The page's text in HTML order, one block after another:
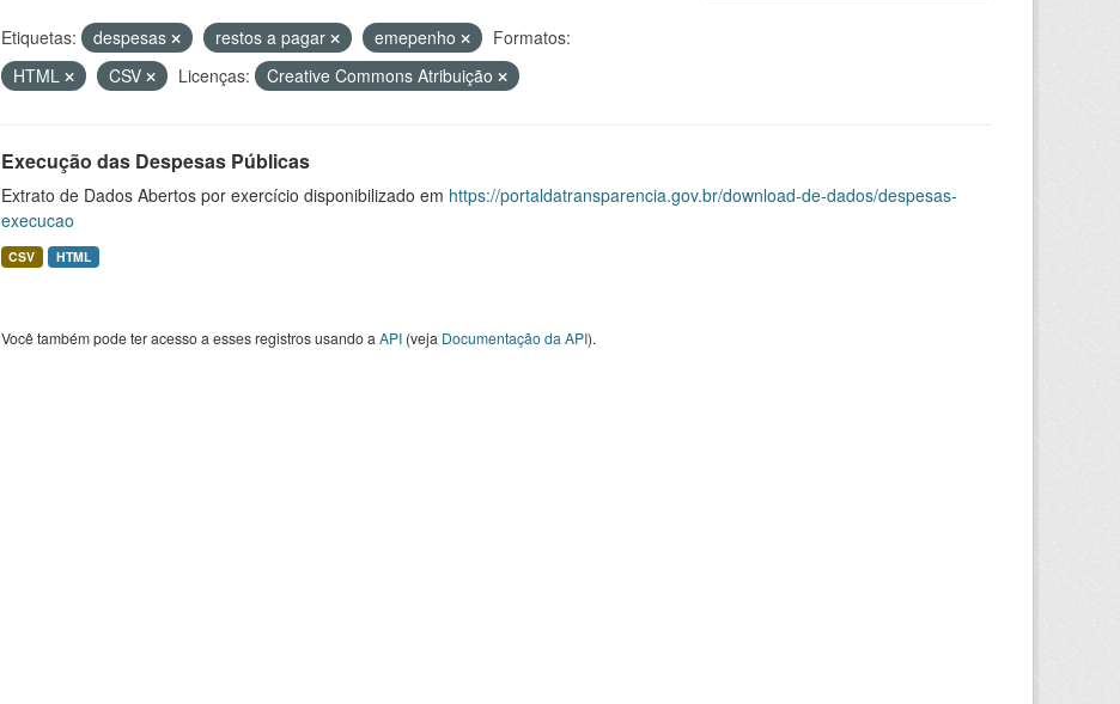
Etiquetas: despesas restos a pagar emepenho
Formatos:
HTML
CSV Licenças: Creative Commons Atribuição
Execução das Despesas Públicas
Extrato de Dados Abertos por exercício disponibilizado em https://portaldatransparencia.gov.br/download-de-dados/despesas-
execucao
CSV HTML
Você também pode ter acesso a esses registros usando a API(veja Documentação da API).